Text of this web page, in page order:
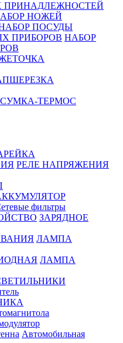
ПРИНАДЛЕЖНОСТЕЙ
НОЖЕЙ
ПОСУДЫ
НАБОР
СУМКА-ТЕРМОС
РЕЛЕ НАПРЯЖЕНИЯ
фильтры
ЗАРЯДНОЕ
ЛАМПА
ЛАМПА
Автомобильная